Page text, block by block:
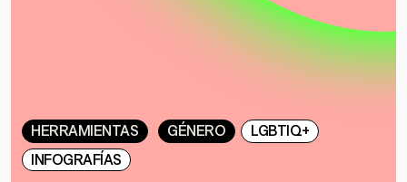
HERRAMIENTAS GÉNERO
LGBTIQ+
INFOGRAFÍAS